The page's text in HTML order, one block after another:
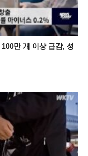
만 개 이상 급감, 성